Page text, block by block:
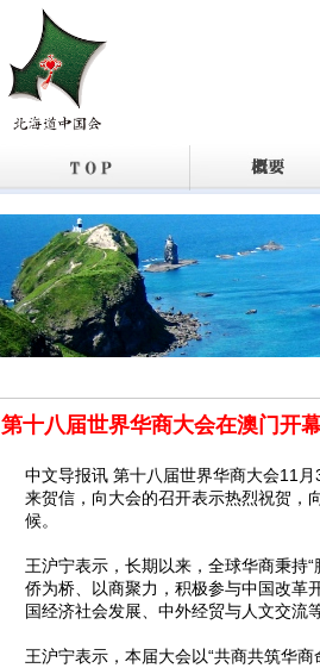
第十八届世界华商大会在澳门开
中文导报讯 第十八届世界华商大会11
来贺信，向大会的召开表示热烈祝贺，
候。
王沪宁表示，长期以来，全球华商秉持
侨为桥、以商聚力，积极参与中国改革
国经济社会发展、中外经贸与人文交流
王沪宁表示，本届大会以“共商共筑华